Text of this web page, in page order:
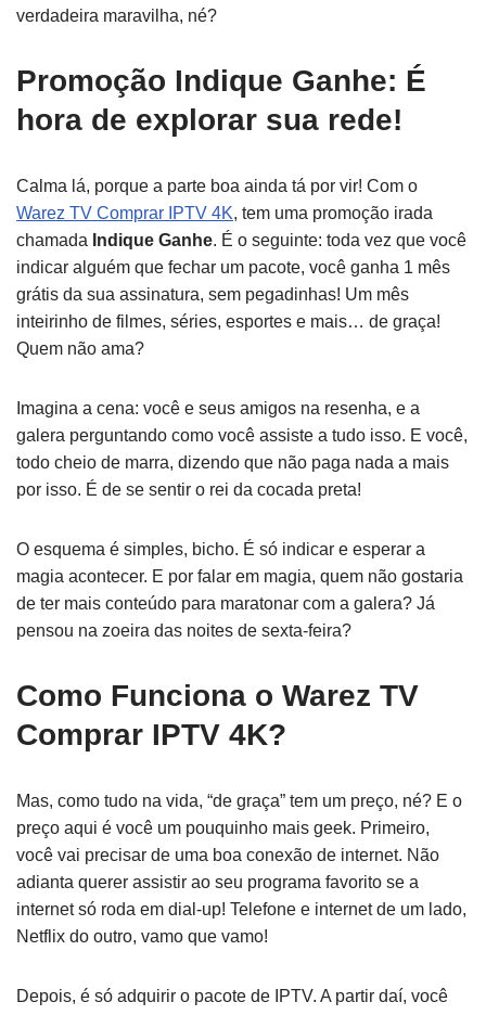
verdadeira maravilha, né?
Promoção Indique Ganhe: É
hora de explorar sua rede!
Calma lá, porque a parte boa ainda tá por vir! Com o
Warez TV Comprar IPTV 4K, tem uma promoção irada
chamada Indique Ganhe. É o seguinte: toda vez que você
indicar alguém que fechar um pacote, você ganha 1 mês
grátis da sua assinatura, sem pegadinhas! Um mês
inteirinho de filmes, séries, esportes e mais… de graça!
Quem não ama?
Imagina a cena: você e seus amigos na resenha, e a
galera perguntando como você assiste a tudo isso. E você,
todo cheio de marra, dizendo que não paga nada a mais
por isso. É de se sentir o rei da cocada preta!
O esquema é simples, bicho. É só indicar e esperar a
magia acontecer. E por falar em magia, quem não gostaria
de ter mais conteúdo para maratonar com a galera? Já
pensou na zoeira das noites de sexta-feira?
Como Funciona o Warez TV
Comprar IPTV 4K?
Mas, como tudo na vida, “de graça” tem um preço, né? E o
preço aqui é você um pouquinho mais geek. Primeiro,
você vai precisar de uma boa conexão de internet. Não
adianta querer assistir ao seu programa favorito se a
internet só roda em dial-up! Telefone e internet de um lado,
Netflix do outro, vamo que vamo!
Depois, é só adquirir o pacote de IPTV. A partir daí, você